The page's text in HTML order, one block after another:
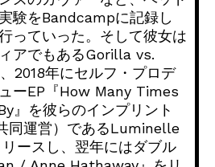
験をBandcampに記録し
っていった。 そして彼女は
アでもあるGorilla vs.
2018年にセルフ・ プロデ
ーEP『How Many Times
』を彼らのインプリント
同運営）であるLuminelle
ースし、翌年にはダブル